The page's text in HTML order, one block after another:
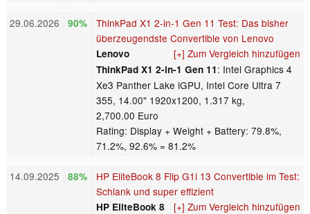
29.06.2026 90%
ThinkPad X1 2-in-1 Gen 11 Test: Das bisher
überzeugendste Convertible von Lenovo
[+] Zum Vergleich hinzufügen
Lenovo
ThinkPad X1 2-in-1 Gen 11: Intel Graphics 4
Xe3 Panther Lake iGPU, Intel Core Ultra 7
355, 14.00" 1920x1200, 1.317 kg,
2,700.00 Euro
Rating: Display + Weight + Battery: 79.8%,
71.2%, 92.6% = 81.2%
14.09.2025 88%
HP EliteBook 8 Flip G1i 13 Convertible im Test:
Schlank und super effizient
[+] Zum Vergleich hinzufügen
HP EliteBook 8